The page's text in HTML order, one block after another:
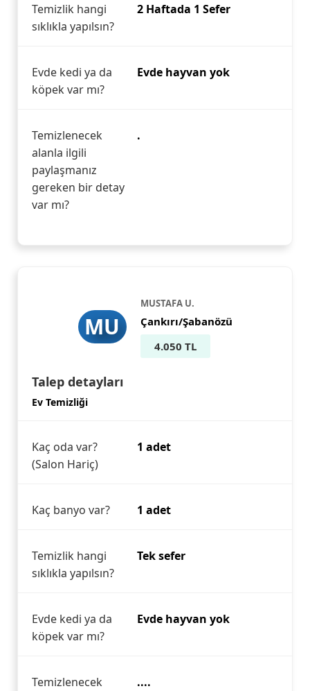
Temizlik hangi
sıklıkla yapılsın?
2 Haftada 1 Sefer
Evde kedi ya da
köpek var mı?
Evde hayvan yok
Temizlenecek
alanla ilgili
paylaşmanız
gereken bir detay
var mı?
.
MU
MUSTAFA U.
Çankırı/Şabanözü
4.050 TL
Talep detayları
Ev Temizliği
Kaç oda var?
(Salon Hariç)
1 adet
Kaç banyo var? 1 adet
Temizlik hangi
sıklıkla yapılsın?
Tek sefer
Evde kedi ya da
köpek var mı?
Evde hayvan yok
Temizlenecek
....